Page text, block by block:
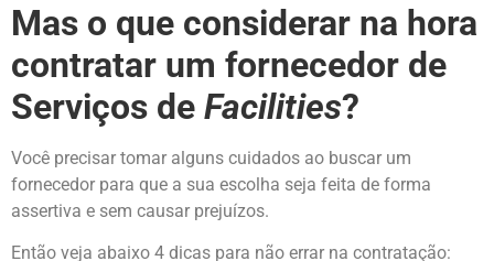
Mas o que considerar na hora
contratar um fornecedor de
Serviços de Facilities?
Você precisar tomar alguns cuidados ao buscar um
fornecedor para que a sua escolha seja feita de forma
assertiva e sem causar prejuízos.
Então veja abaixo 4 dicas para não errar na contratação: